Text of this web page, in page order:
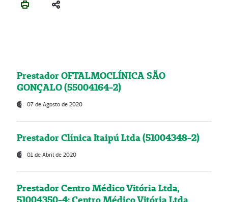
Prestador OFTALMOCLÍNICA SÃO
GONÇALO (55004164-2)
07 de Agosto de 2020
Prestador Clínica Itaipú Ltda (51004348-2)
01 de Abril de 2020
Prestador Centro Médico Vitória Ltda,
51004350-4: Centro Médico Vitória Ltda